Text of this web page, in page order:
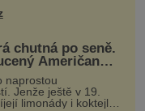
tedy na saláty, po D
chutná po seně.
Američan
naprostou
Jenže ještě v 19.
limonády i koktejly